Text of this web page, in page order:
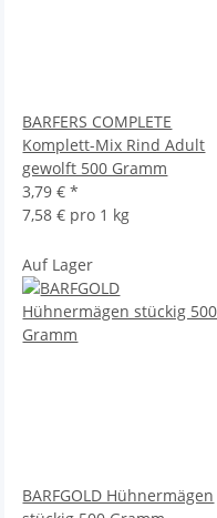
BARFERS COMPLETE
Komplett-Mix Rind Adult
gewolft 500 Gramm
3,79 €*
7,58 € pro 1 kg
Auf Lager
BARFGOLD Hühnermägen